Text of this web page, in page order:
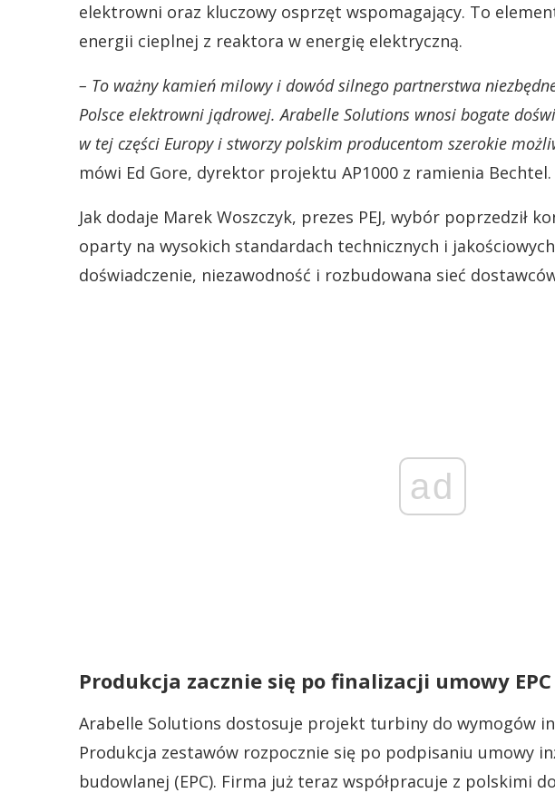
elektrowni oraz kluczowy osprzęt wspomagający. To
energii cieplnej z reaktora w energię elektryczną.
– To ważny kamień milowy i dowód silnego partnerstwa
Polsce elektrowni jądrowej. Arabelle Solutions wnosi bogate
w tej części Europy i stworzy polskim producentom szerokie
mówi Ed Gore, dyrektor projektu AP1000 z ramienia Bechtel.
Jak dodaje Marek Woszczyk, prezes PEJ, wybór poprzedził
oparty na wysokich standardach technicznych i
doświadczenie, niezawodność i rozbudowana sieć
ad
Produkcja zacznie się po finalizacji umowy EPC
Arabelle Solutions dostosuje projekt turbiny do wymogów
Produkcja zestawów rozpocznie się po podpisaniu umowy
budowlanej (EPC). Firma już teraz współpracuje z polskimi